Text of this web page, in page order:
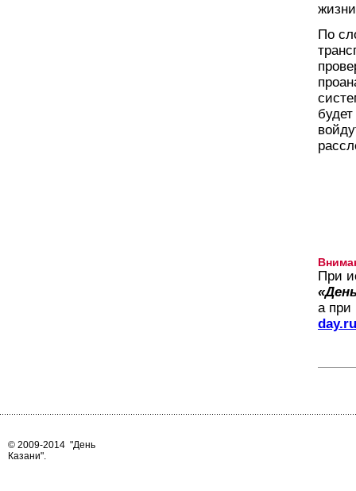
По
При
а при
day.ru
© 2009-2014 "День
Казани".